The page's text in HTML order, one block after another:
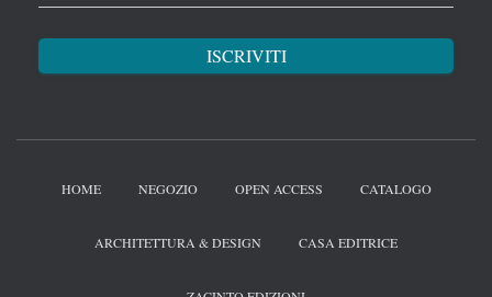
HOME NEGOZIO OPEN ACCESS CATALOGO
ARCHITETTURA & DESIGN CASA EDITRICE